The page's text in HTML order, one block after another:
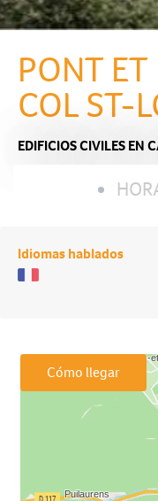
PONT
COL ST-
EDIFICIOS CIVILESEN
Idiomas hablados
Cómo llegar